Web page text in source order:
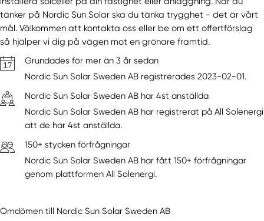
tänker på Nordic Sun Solar ska du tänka trygghet - det är vårt
mål. Välkommen att kontakta oss eller be om ett offertförslag
så hjälper vi dig på vägen mot en grönare framtid.
Grundades för mer än 3 år sedan
Nordic Sun Solar Sweden AB registrerades 2023-02-01.
Nordic Sun Solar Sweden AB har 4st anställda
Nordic Sun Solar Sweden AB har registrerat på All Solenergi
att de har 4st anställda.
150+ stycken förfrågningar
Nordic Sun Solar Sweden AB har fått 150+ förfrågningar
genom plattformen All Solenergi.
Omdömen till Nordic Sun Solar Sweden AB